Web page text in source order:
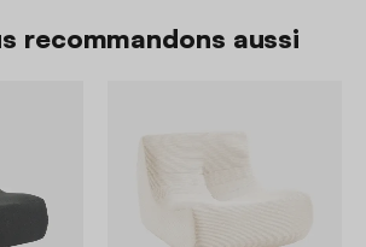
recommandons aussi